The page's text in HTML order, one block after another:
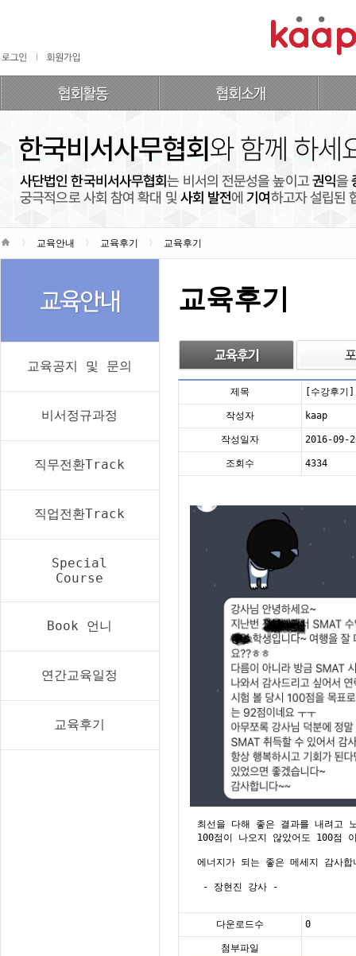
교육안내 교육후기 교육후기
교육공지 및 문의
비서정규과정
직무전환Track
직업전환Track
Special
Course
Book 언니
연간교육일정
교육후기
교육후기
제목 [수강후
작성자 kaap
작성일자 2016-09-
조회수 4334
최선을 다해 좋은 결과를 내려고
100점이 나오지 않았어도 100점
에너지가 되는 좋은 메세지 감사
- 장현진 강사 -
다운로드수 0
첨부파일